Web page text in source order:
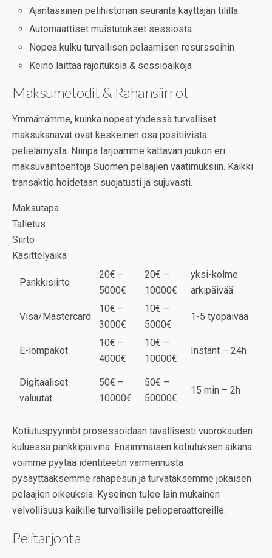
Ajantasainen pelihistorian seuranta käyttäjän tilillä
Automaattiset muistutukset sessiosta
Nopea kulku turvallisen pelaamisen resursseihin
Keino laittaa rajoituksia & sessioaikoja
Maksumetodit & Rahansiirrot
Ymmärrämme, kuinka nopeat yhdessä turvalliset
maksukanavat ovat keskeinen osa positiivista
pelielämystä. Niinpä tarjoamme kattavan joukon eri
maksuvaihtoehtoja Suomen pelaajien vaatimuksiin. Kaikki
transaktio hoidetaan suojatusti ja sujuvasti.
Maksutapa
Talletus
Siirto
Käsittelyaika
Pankkisiirto
20€ –
5000€
20€ –
10000€
yksi-kolme
arkipäivää
Visa/Mastercard
10€ –
3000€
10€ –
5000€
1-5 työpäivää
E-lompakot
10€ –
4000€
10€ –
10000€
Instant – 24h
Digitaaliset
valuutat
50€ –
10000€
50€ –
50000€
15 min – 2h
Kotiutuspyynnöt prosessoidaan tavallisesti vuorokauden
kuluessa pankkipäivinä. Ensimmäisen kotiutuksen aikana
voimme pyytää identiteetin varmennusta
pysäyttääksemme rahapesun ja turvataksemme jokaisen
pelaajien oikeuksia. Kyseinen tulee lain mukainen
velvollisuus kaikille turvallisille pelioperaattoreille.
Pelitarjonta